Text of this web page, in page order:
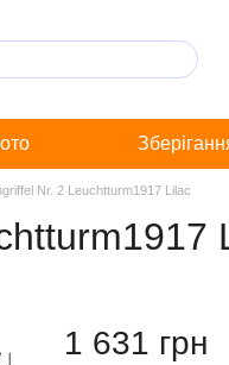
Nr. 2 Leuchtturm1917 Lilac
1 631 грн